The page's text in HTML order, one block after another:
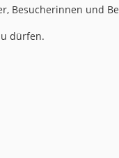
Besucherinnen und
dürfen.